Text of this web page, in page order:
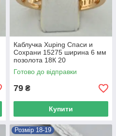
Каблучка Xuping Спаси и
Сохрани 15275 ширина 6 мм
позолота 18К 20
Готово до відправки
79 ₴
Купити
Розмір 18-19